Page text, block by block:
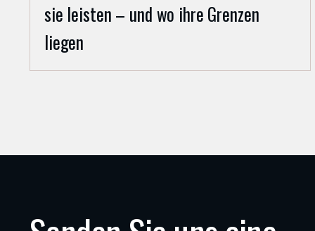
sie leisten – und wo ihre Grenzen
liegen